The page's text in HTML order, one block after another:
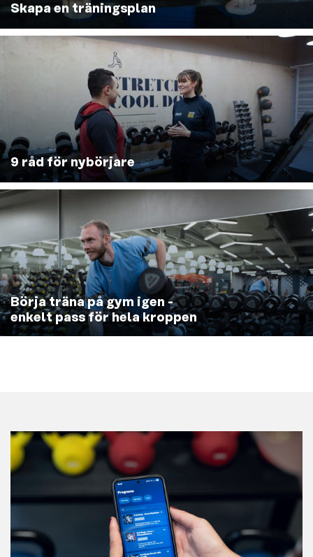
Skapa en träningsplan
9 råd för nybörjare
Börja träna på gym igen -
enkelt pass för hela kroppen